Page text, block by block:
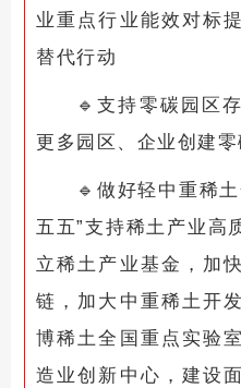
业重点行业能效对标
替代行动
🔹支持零碳园区
更多园区、企业创建
🔹 做好轻中重稀
五五”支持稀土产业高
立稀土产业基金，加
链，加大中重稀土开
博稀土全国重点实验
造业创新中心，建设